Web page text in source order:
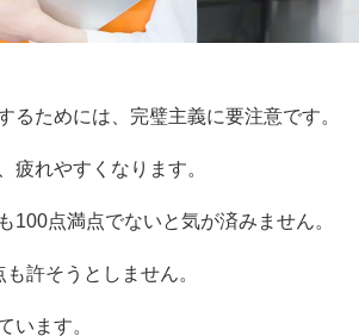
るためには、完璧主義に要注意です。
疲れやすくなります。
100点満点でないと気が済みません。
許そうとしません。
います。